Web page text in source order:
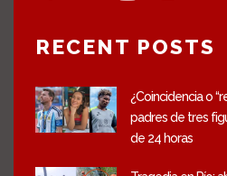
RECENT POSTS
¿Coincidencia o
padres de tres
de 24 horas